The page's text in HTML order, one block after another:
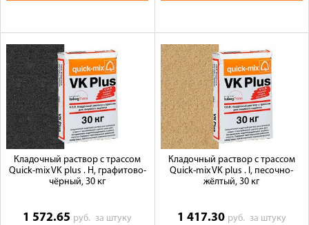
Кладочный раствор с трассом
Quick-mix VK plus . H, графитово-
чёрный, 30 кг
1 572.65 руб.за штуку
Кладочный раствор с трассом
Quick-mix VK plus . I, песочно-
жёлтый, 30 кг
1 417.30 руб. за штуку